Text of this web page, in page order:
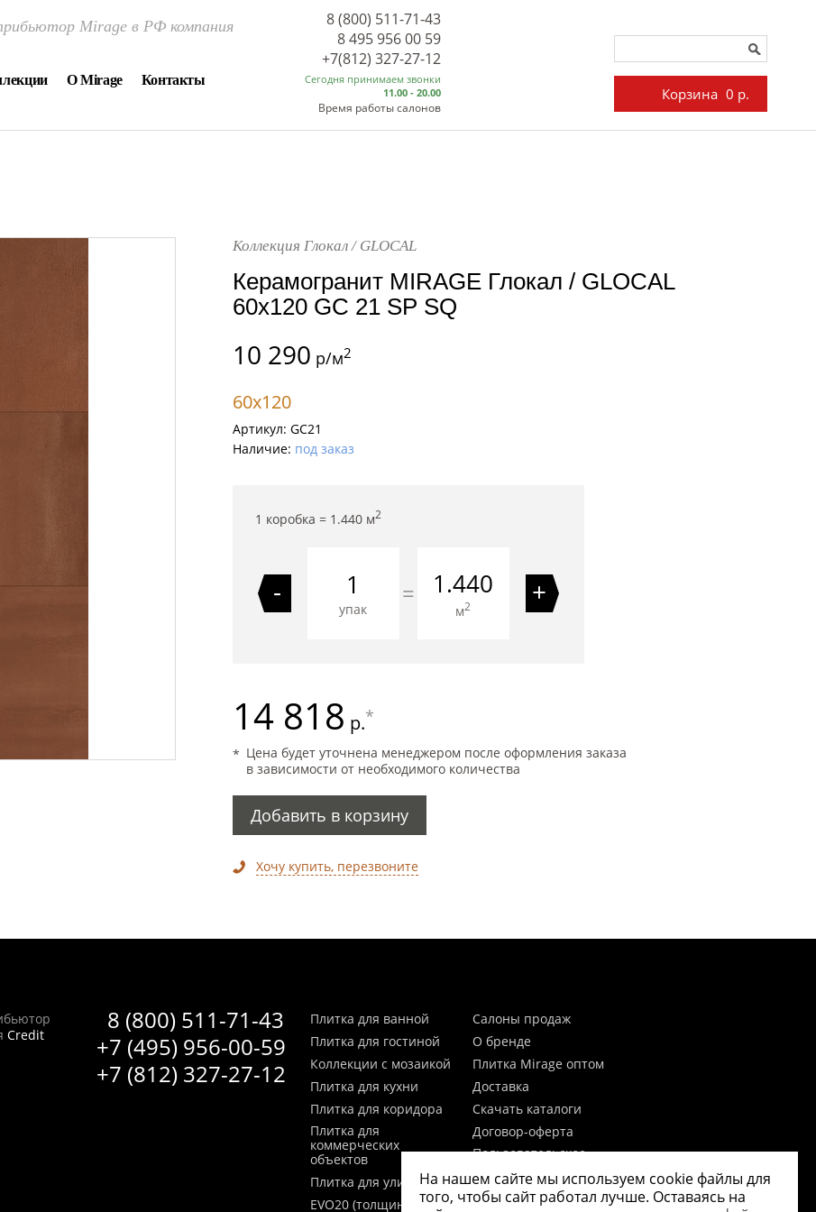
Mirage в РФ компания
О Mirage Контакты
8 (800) 511-71-43
8 495 956 00 59
Сегодня принимаем звонки
11.00 - 20.00
Время работы салонов
+7(812) 327-27-12
Корзина 0 р.
Коллекция Глокал / GLOCAL
Керамогранит MIRAGE Глокал / GLOCAL
60x120 GC 21 SP SQ
10 290 р/м2
60x120
Артикул: GC21
Наличие: под заказ
1 коробка = 1.440м2
-
упак
= 1.440
м2 +
14 818 р.*
Цена будет уточнена менеджером после оформления заказа
в зависимости от необходимого количества
Добавить в корзину
Хочу купить, перезвоните
8 (800) 511-71-43
+7 (495) 956-00-59
+7 (812) 327-27-12
Credit
Плитка для ванной
Плитка для гостиной
Коллекции с мозаикой
Плитка для кухни
Плитка для коридора
Плитка для
коммерческих
объектов
Плитка для улицы
EVO20 (толщина 20мм)
Салоны продаж
О бренде
Плитка Mirage оптом
Доставка
Скачать каталоги
Договор-оферта
Пользовательское
Согласие на обработку
персональных данных
На нашем сайте мы используем cookie файлы для
того, чтобы сайт работал лучше. Оставаясь на